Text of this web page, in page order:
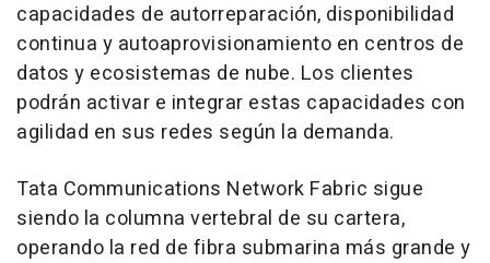
capacidades de autorreparación, disponibilidad
continua y autoaprovisionamiento en centros de
datos y ecosistemas de nube. Los clientes
podrán activar e integrar estas capacidades con
agilidad en sus redes según la demanda.
Tata Communications Network Fabric sigue
siendo la columna vertebral de su cartera,
operando la red de fibra submarina más grande y